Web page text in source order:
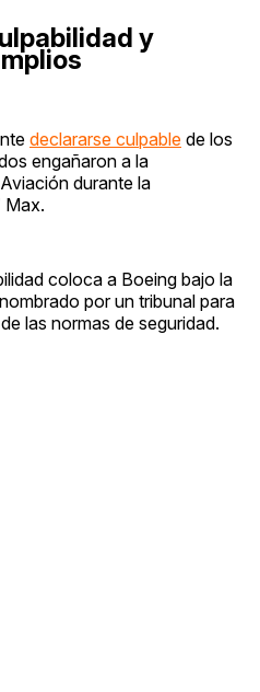
y
declararse culpable de los
engañaron a la
durante la
Max.
coloca a Boeing bajo la
por un tribunal para
las normas de seguridad.